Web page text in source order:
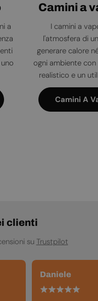
a
Camini a
I camini a
l'atmosfera di
generare calore
ogni ambiente
realistico e un
Camini A
clienti
su Trustpilot
Daniele